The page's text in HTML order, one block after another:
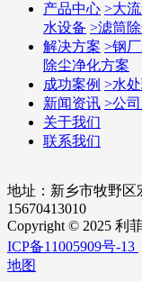
产品中心 >大
水设备 >滤筒
解决方案 >钢
除尘净化方案
成功案例 >水
新闻资讯 >公
关于我们
联系我们
地址：新乡市牧野
15670413010
Copyright © 2025 利
ICP备11005909号-13
地图